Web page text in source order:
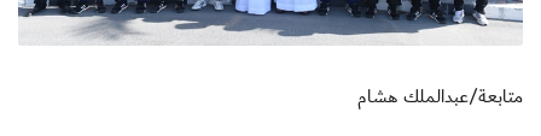
متابعة/عبدالملك هشام